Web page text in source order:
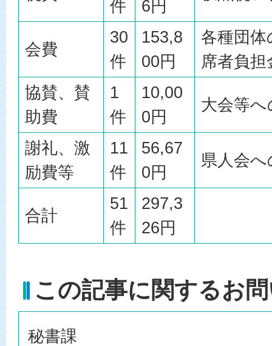
件
6円
会費
30
件
153,8
00円
各種団
席者負
協賛、賛
助費
1
件
10,00
0円
大会等
謝礼、激
励費等
11
件
56,67
0円
県人会
合計
51
件
297,3
26円
この記事に関するお
秘書課